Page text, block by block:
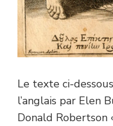
Le texte ci-
l’anglais par Elen
Donald Robertson